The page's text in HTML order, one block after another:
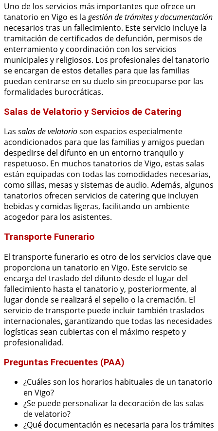
Uno de los servicios más importantes que ofrece un
tanatorio en Vigo es la gestión de trámites y documentación
necesarios tras un fallecimiento. Este servicio incluye la
tramitación de certificados de defunción, permisos de
enterramiento y coordinación con los servicios
municipales y religiosos. Los profesionales del tanatorio
se encargan de estos detalles para que las familias
puedan centrarse en su duelo sin preocuparse por las
formalidades burocráticas.
Salas de Velatorio y Servicios de Catering
Las salas de velatorioson espacios especialmente
acondicionados para que las familias y amigos puedan
despedirse del difunto en un entorno tranquilo y
respetuoso. En muchos tanatorios de Vigo, estas salas
están equipadas con todas las comodidades necesarias,
como sillas, mesas y sistemas de audio. Además, algunos
tanatorios ofrecen servicios de catering que incluyen
bebidas y comidas ligeras, facilitando un ambiente
acogedor para los asistentes.
Transporte Funerario
El transporte funerario es otro de los servicios clave que
proporciona un tanatorio en Vigo. Este servicio se
encarga del traslado del difunto desde el lugar del
fallecimiento hasta el tanatorio y, posteriormente, al
lugar donde se realizará el sepelio o la cremación. El
servicio de transporte puede incluir también traslados
internacionales, garantizando que todas las necesidades
logísticas sean cubiertas con el máximo respeto y
profesionalidad.
Preguntas Frecuentes (PAA)
¿Cuáles son los horarios habituales de un tanatorio
en Vigo?
¿Se puede personalizar la decoración de las salas
de velatorio?
¿Qué documentación es necesaria para los trámites